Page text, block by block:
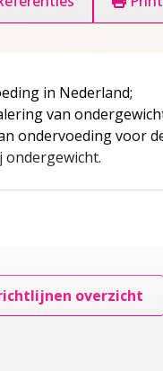
in Nederland;
van
ondervoeding voor de
ondergewicht.
overzicht